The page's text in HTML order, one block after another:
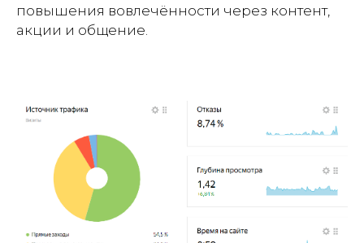
повышения вовлечённости через контент,
акции и общение.